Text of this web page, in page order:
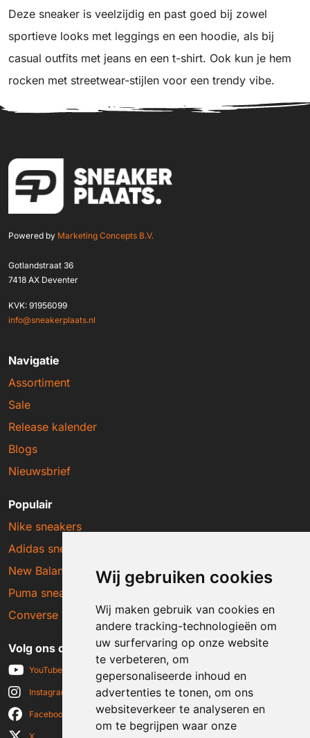
Wij gebruiken cookies
Wij maken gebruik van cookies en
andere tracking-technologieën om
uw surfervaring op onze website
te verbeteren, om
gepersonaliseerde inhoud en
advertenties te tonen, om ons
websiteverkeer te analyseren en
om te begrijpen waar onze
Deze sneaker is veelzijdig en past goed bij zowel
sportieve looks met leggings en een hoodie, als bij
casual outfits met jeans en een t-shirt. Ook kun je hem
rocken met streetwear-stijlen voor een trendy vibe.
Powered by Marketing Concepts B.V.
Gotlandstraat 36
7418 AX Deventer
KVK: 91956099
info@sneakerplaats.nl
Navigatie
Assortiment
Sale
Release kalender
Blogs
Nieuwsbrief
Populair
Nike sneakers
Adidas sneakers
New Balance sneakers
Puma sneakers
Converse sneakers
Volg ons op social media
YouTube
Instagram
Facebook